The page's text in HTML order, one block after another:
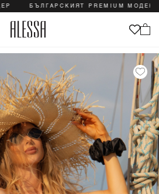
БЪЛГАРСКИЯТ PREMIUM МОДЕН